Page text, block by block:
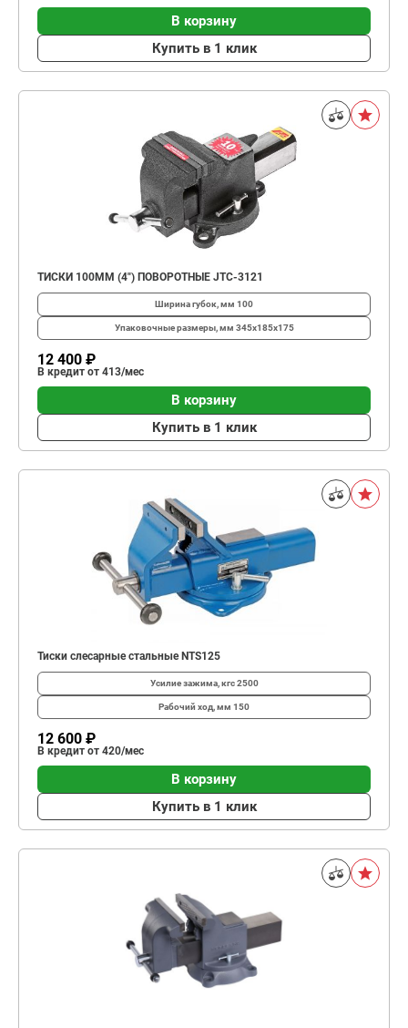
В корзину
Купить в 1 клик
ТИСКИ 100ММ (4") ПОВОРОТНЫЕ JTC-3121
Ширина губок, мм 100
Упаковочные размеры, мм 345х185х175
12 400 ₽
В кредит от 413/мес
В корзину
Купить в 1 клик
Тиски слесарные стальные NTS125
Усилие зажима, кгс2500
Рабочий ход, мм 150
12 600 ₽
В кредит от 420/мес
В корзину
Купить в 1 клик